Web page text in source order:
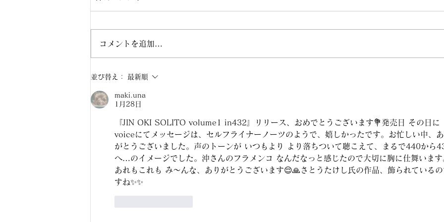
https://www.dropbox.com/scl/
rlkey=d26u6p3680utmhphag7
xuo2lw&dl=0
https://www.dropbox.com/scl/
9vhhw&dl=0 続き
o1yv8u&
コメントを追加…
並び替え： 最新順
maki.una
1月28日
『JIN OKI SOLITO volume1 in432』リリース、おめでとうございます💐発売日 その日に
voiceにてメッセージは、セルフライナーノーツのようで、嬉しかったです。お忙しい中、あ
がとうございました。声のトーンが いつもより より落ちついて聴こえて、まるで440から
へ…のイメージでした。沖さんのフラメンコ なんだなっと感じたので大切に胸に仕舞います
あれもこれも み〜んな、ありがとうございます😌🙏さとうたけし氏の作品、飾られているの
すね✨✨